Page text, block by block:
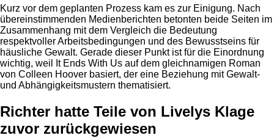
Kurz vor dem geplanten Prozess kam es zur Einigung. Nach
übereinstimmenden Medienberichten betonten beide Seiten im
Zusammenhang mit dem Vergleich die Bedeutung
respektvoller Arbeitsbedingungen und des Bewusstseins für
häusliche Gewalt. Gerade dieser Punkt ist für die Einordnung
wichtig, weil It Ends With Us auf dem gleichnamigen Roman
von Colleen Hoover basiert, der eine Beziehung mit Gewalt-
und Abhängigkeitsmustern thematisiert.
Richter hatte Teile von Livelys Klage
zuvor zurückgewiesen